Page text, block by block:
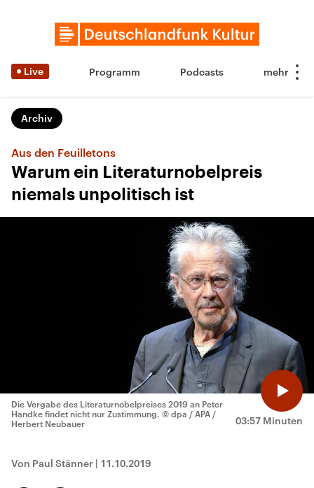
Live Programm Podcasts
Archiv
Aus den Feuilletons
Warum ein Literaturnobelpreis
niemals unpolitisch ist
03:57 Minuten
Die Vergabe des Literaturnobelpreises 2019 an Peter
Handke findet nicht nur Zustimmung. © dpa / APA /
Herbert Neubauer
Von Paul Stänner | 11.10.2019